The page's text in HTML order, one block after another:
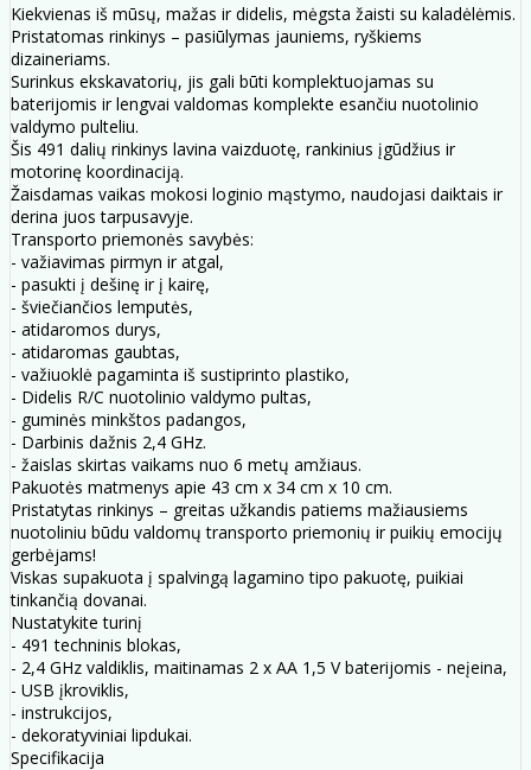
Kiekvienas iš mūsų, mažas ir didelis, mėgsta žaisti su kaladėlėmis.
Pristatomas rinkinys – pasiūlymas jauniems, ryškiems
dizaineriams.
Surinkus ekskavatorių, jis gali būti komplektuojamas su
baterijomis ir lengvai valdomas komplekte esančiu nuotolinio
valdymo pulteliu.
Šis 491 dalių rinkinys lavina vaizduotę, rankinius įgūdžius ir
motorinę koordinaciją.
Žaisdamas vaikas mokosi loginio mąstymo, naudojasi daiktais ir
derina juos tarpusavyje.
Transporto priemonės savybės:
- važiavimas pirmyn ir atgal,
- pasukti į dešinę ir į kairę,
- šviečiančios lemputės,
- atidaromos durys,
- atidaromas gaubtas,
- važiuoklė pagaminta iš sustiprinto plastiko,
- Didelis R/C nuotolinio valdymo pultas,
- guminės minkštos padangos,
- Darbinis dažnis 2,4 GHz.
- žaislas skirtas vaikams nuo 6 metų amžiaus.
Pakuotės matmenys apie 43 cm x 34 cm x 10 cm.
Pristatytas rinkinys – greitas užkandis patiems mažiausiems
nuotoliniu būdu valdomų transporto priemonių ir puikių emocijų
gerbėjams!
Viskas supakuota į spalvingą lagamino tipo pakuotę, puikiai
tinkančią dovanai.
Nustatykite turinį
- 491 techninis blokas,
- 2,4 GHz valdiklis, maitinamas 2 x AA 1,5 V baterijomis - neįeina,
- USB įkroviklis,
- instrukcijos,
- dekoratyviniai lipdukai.
Specifikacija